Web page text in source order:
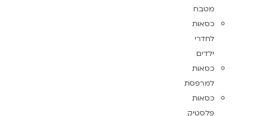
מטבח
כסאות
לחדרי
ילדים
כסאות
למרפסת
כסאות
פלסטיק